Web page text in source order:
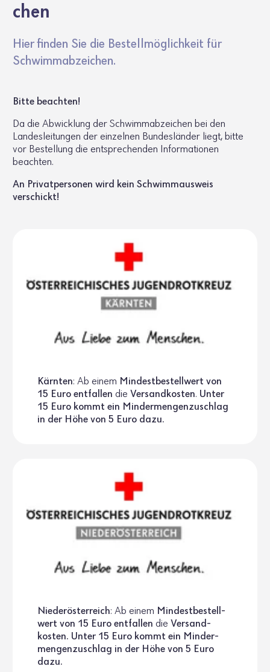
chen
Hier finden Sie die Bestell­mög­lich­keit für
Schwimm­ab­zei­chen.
Bitte beachten!
Da die Abwick­lung der Schwimm­ab­zei­chen bei den
Landes­lei­tungen der einzelnen Bundes­länder liegt, bitte
vor Bestel­lung die entspre­chenden Infor­ma­tionen
beachten.
An Privat­per­sonen wird kein Schwimm­aus­weis
verschickt!
Kärnten: Ab einem Mindest­be­stell­wert von
15 Euro entfallen die Versand­kosten. Unter
15 Euro kommt ein Minder­men­gen­zu­schlag
in der Höhe von 5 Euro dazu.
Nieder­ös­ter­reich: Ab einem Mindest­be­stell­
wert von 15 Euro entfallen die Versand­
kosten. Unter 15 Euro kommt ein Minder­
men­gen­zu­schlag in der Höhe von 5 Euro
dazu.